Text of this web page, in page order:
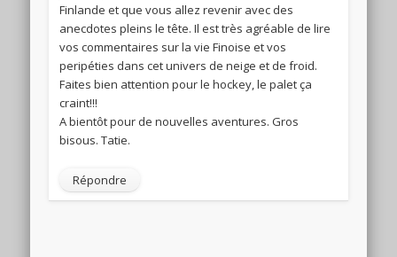
Finlande et que vous allez revenir avec des
anecdotes pleins le tête. Il est très agréable de lire
vos commentaires sur la vie Finoise et vos
peripéties dans cet univers de neige et de froid.
Faites bien attention pour le hockey, le palet ça
craint!!!
A bientôt pour de nouvelles aventures. Gros
bisous. Tatie.
Répondre